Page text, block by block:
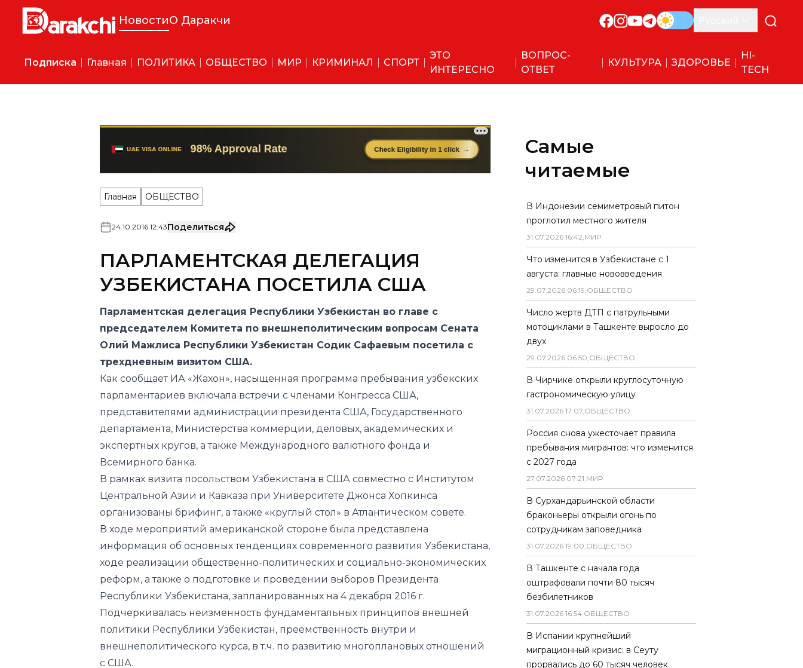
НовостиО Даракчи
Подписка Главная ПОЛИТИКА ОБЩЕСТВО МИР КРИМИНАЛ СПОРТ
ЭТО
ИНТЕРЕСНО
ВОПРОС-
ОТВЕТ
КУЛЬТУРА ЗДОРОВЬЕ
HI-
TECH
Главная ОБЩЕСТВО
24 10 2016 12:43Поделиться
ПАРЛАМЕНТСКАЯ ДЕЛЕГАЦИЯ
УЗБЕКИСТАНА ПОСЕТИЛА США
Парламентская делегация Республики Узбекистан во главе с
председателем Комитета по внешнеполитическим вопросам Сената
Олий Мажлиса Республики Узбекистан Содик Сафаевым посетила с
трехдневным визитом США.
Как сообщаетИА «Жахон», насыщенная программа пребывания узбекских
парламентариев включала встречи с членами Конгресса США,
представителями администрации президента США, Государственного
департамента, Министерства коммерции, деловых, академических и
экспертных кругов, а также Международного валютного фонда и
Всемирного банка.
В рамках визита посольством Узбекистана в США совместно с Институтом
Центральной Азии и Кавказа при Университете Джонса Хопкинса
организованы брифинг, а также «круглый стол» в Атлантическом совете.
В ходе мероприятий американской стороне была представлена
информация об основных тенденциях современного развития Узбекистана,
ходе реализации общественно-политических и социально-экономических
реформ, а также о подготовке и проведении выборов Президента
Республики Узбекистана, запланированных на 4 декабря 2016 г.
Подчеркивалась неизменность фундаментальных принципов внешней
политики Республики Узбекистан, преемственность внутри и
внешнеполитического курса, в т.ч. по развитию многоплановых отношений
с США.
Самые
читаемые
В Индонезии семиметровый питон
проглотил местного жителя
31.07.2026 16:42,МИР
Что изменится в Узбекистане с 1
августа: главные нововведения
29.07.2026 06:19,ОБЩЕСТВО
Число жертв ДТП с патрульными
мотоциклами в Ташкенте выросло до
двух
29.07.2026 06:50,ОБЩЕСТВО
В Чирчике открыли круглосуточную
гастрономическую улицу
31.07.2026 17:07,ОБЩЕСТВО
Россия снова ужесточает правила
пребывания мигрантов: что изменится
с 2027 года
27.07.2026 07:21,МИР
В Сурхандарьинской области
браконьеры открыли огонь по
сотрудникам заповедника
31.07.2026 19:00,ОБЩЕСТВО
В Ташкенте с начала года
оштрафовали почти 80 тысяч
безбилетников
31.07.2026 16:54,ОБЩЕСТВО
В Испании крупнейший
миграционный кризис: в Сеуту
прорвались до 60 тысяч человек